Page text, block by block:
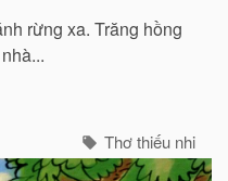
rừng xa. Trăng hồng
Thơ thiếu nhi